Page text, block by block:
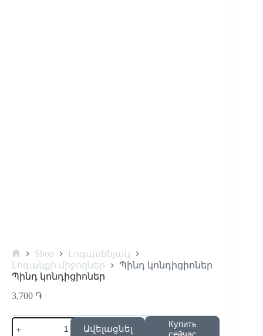
Shop
Լոգասենյակ
Լոգանքի միջոցներ
Պինդ կոնդիցիոներ
Պինդ կոնդիցիոներ
3,700 ֏
Ավելացնել
Купить